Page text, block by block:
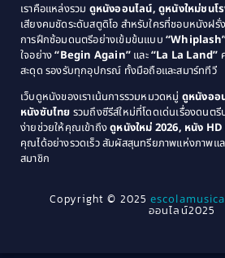
Coming of Age ก้าวพ้นวัย
Coming-of-Age(3)
Community(1)
Crime อาชญากรรม
Cult Film(4)
1979
1976
1974
1971
1969
1964
1940
เราคือแหล่งรวม ดูหนังออนไลน์, ดูหนังใหม่ชนโ
เสียงคมชัดระดับสตูดิโอ สำหรับใครที่ชอบหนังฝรั่
การฝึกซ้อมดนตรีอย่างเข้มข้นแบบ
ใจอย่าง“Begin Again” และ“La La Land”
สะดุด รองรับทุกอุปกรณ์ ทั้งมือถือและสมาร์ททีวี
เว็บดูหนังของเราเน้นการรวมหมวดหมู่ ดูหนังออ
หนังซับไทย รวมถึงซีรีส์ใหม่ที่โดดเด่นเรื่องดนต
ง่ายช่วยให้คุณเข้าถึงดูหนังใหม่ 2026, หนัง HD
คุณได้อย่างรวดเร็ว สัมผัสสุนทรียภาพแห่งภาพแ
สมาชิก
Copyright © 2025
ออนไลน์2025